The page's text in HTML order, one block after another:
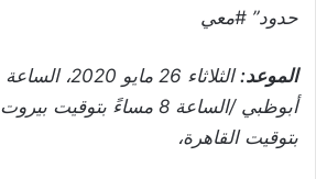
حدود” #معي
الموعد:
بتوقيت القاهرة،